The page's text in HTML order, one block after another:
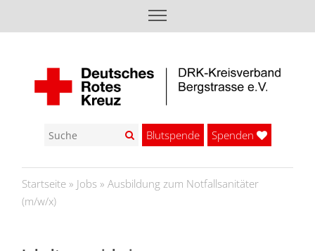
Blutspende Spenden
Startseite » Jobs »Ausbildung zum Notfallsanitäter
(m/w/x)